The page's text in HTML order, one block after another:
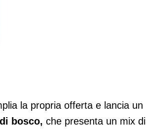
la propria offerta e lancia un
bosco, che presenta un mix di